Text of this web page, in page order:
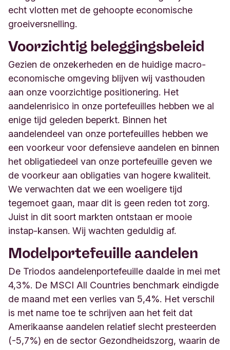
echt vlotten met de gehoopte economische
groeiversnelling.
Voorzichtig beleggingsbeleid
Gezien de onzekerheden en de huidige macro-
economische omgeving blijven wij vasthouden
aan onze voorzichtige positionering. Het
aandelenrisico in onze portefeuilles hebben we al
enige tijd geleden beperkt. Binnen het
aandelendeel van onze portefeuilles hebben we
een voorkeur voor defensieve aandelen en binnen
het obligatiedeel van onze portefeuille geven we
de voorkeur aan obligaties van hogere kwaliteit.
We verwachten dat we een woeligere tijd
tegemoet gaan, maar dit is geen reden tot zorg.
Juist in dit soort markten ontstaan er mooie
instap-kansen. Wij wachten geduldig af.
Modelportefeuille aandelen
De Triodos aandelenportefeuille daalde in mei met
4,3%. De MSCI All Countries benchmark eindigde
de maand met een verlies van 5,4%. Het verschil
is met name toe te schrijven aan het feit dat
Amerikaanse aandelen relatief slecht presteerden
(-5,7%) en de sector Gezondheidszorg, waarin de